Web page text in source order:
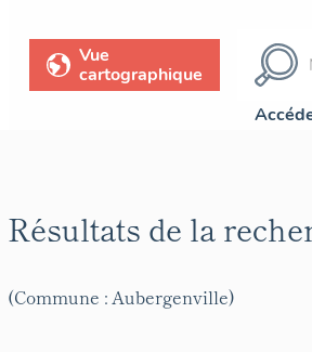
Vue
cartographique
Résultats de la
(Commune : Aubergenville)